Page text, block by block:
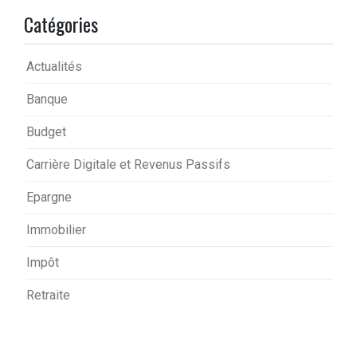
Catégories
Actualités
Banque
Budget
Carrière Digitale et Revenus Passifs
Epargne
Immobilier
Impôt
Retraite